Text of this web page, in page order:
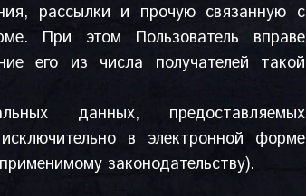
рассылки и прочую связанную с
При этом Пользователь вправе
его из числа получателей такой
данных, предоставляемых
в электронной форме
законодательству).